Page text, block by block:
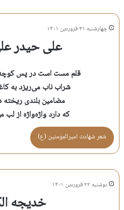
چهارشنبه ۳۱ فروردین ۱۴۰۱
علی حیدر
قلم مست است در پس‌
شراب ناب می‌ریزد به
مضامین بلندی
که دارد واژه‌واژه از
شعر شهادت اميرالمومنين (ع)
دوشنبه ۲۲ فروردین ۱۴۰۱
خدیجه